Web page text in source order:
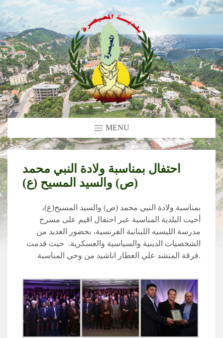
MENU
احتفال بمناسبة ولادة النبي محمد
(ص) والسيد المسيح (ع)
بمناسبة ولادة النبي محمد (ص) والسيد المسيح(ع)،
أحيت البلدية المناسبة عبر احتفال اقيم على مسرح
مدرسة الليسيه اللبنانية الفرنسية، بحضور العديد من
الشخصيات الدينية والسياسية والعسكرية. حيث قدمت
فرقة المنشد علي العطار اناشيد من وحي المناسبة.